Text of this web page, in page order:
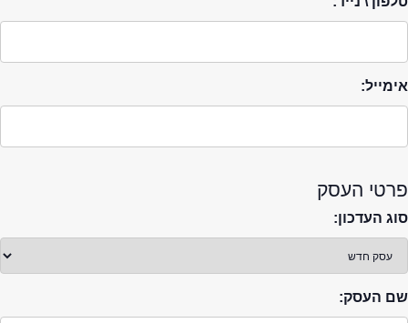
אימייל:
פרטי העסק
סוג העדכון:
שם העסק: